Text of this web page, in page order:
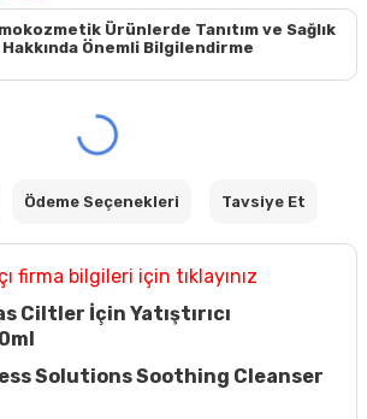
Ürünlerde Tanıtım ve Sağlık
Hakkında Önemli Bilgilendirme
Ödeme Seçenekleri Tavsiye Et
firma bilgileri için tıklayınız
Ciltler İçin Yatıştırıcı
Solutions Soothing Cleanser